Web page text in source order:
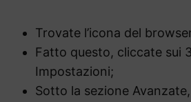
Trovate l’icona del
Fatto questo, cliccate sui
Impostazioni;
Sotto la sezione